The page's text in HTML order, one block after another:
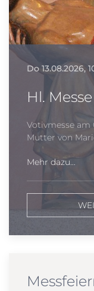
Do 13.08.2026,
Hl. Messe
Votivmesse am
Mutter von
Mehr dazu...